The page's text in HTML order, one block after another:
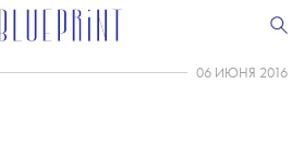
06 ИЮНЯ 2016